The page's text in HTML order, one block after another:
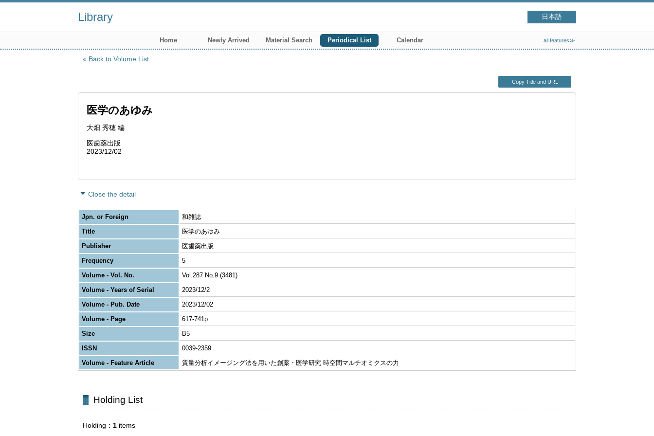
Library 日本語
Home Newly Arrived Material Search Periodical List Calendar all features≫
Back to Volume List
Copy Title and URL
医学のあゆみ
大畑 秀穂 編
医歯薬出版
2023/12/02
Close the detail
Jpn. or Foreign
和雑誌
Title
医学のあゆみ
Publisher
医歯薬出版
Frequency
5
Volume - Vol. No.
Vol.287 No.9 (3481)
Volume - Years of Serial
2023/12/2
Volume - Pub. Date
2023/12/02
Volume - Page
617-741p
Size
B5
ISSN
0039-2359
Volume - Feature Article
質量分析イメージング法を用いた創薬・医学研究 時空間マルチオミクスの力
Holding List
Holding 1 items